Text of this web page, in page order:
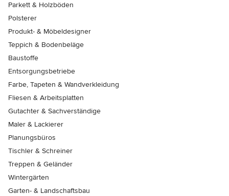
Parkett & Holzböden
Polsterer
Produkt- & Möbeldesigner
Teppich & Bodenbeläge
Baustoffe
Entsorgungsbetriebe
Farbe, Tapeten & Wandverkleidung
Fliesen & Arbeitsplatten
Gutachter & Sachverständige
Maler & Lackierer
Planungsbüros
Tischler & Schreiner
Treppen & Geländer
Wintergärten
Garten- & Landschaftsbau